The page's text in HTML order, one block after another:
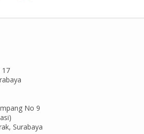
17
No 9
Surabaya